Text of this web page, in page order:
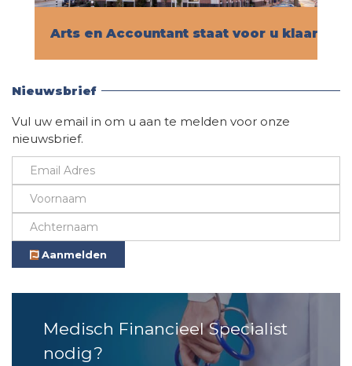
Arts en Accountant staat voor u klaar!
Nieuwsbrief
Vul uw email in om u aan te melden voor onze
nieuwsbrief.
Aanmelden
Medisch Financieel Specialist
nodig?